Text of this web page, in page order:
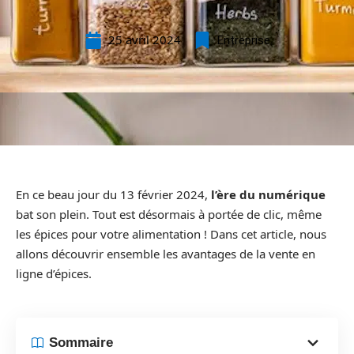
25 avril 2024 Entreprise
En ce beau jour du 13 février 2024, l’ère du numérique
bat son plein. Tout est désormais à portée de clic, même
les épices pour votre alimentation ! Dans cet article, nous
allons découvrir ensemble les avantages de la vente en
ligne d’épices.
Sommaire